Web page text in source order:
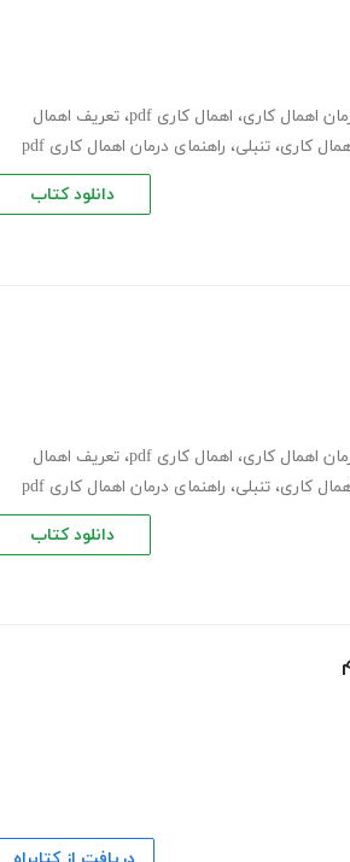
اهمال کاری، اهمال کاری pdf ، تعریف اهمال
کاری، تنبلی، راهنمای درمان اهمال کاری pdf
دانلود کتاب
اهمال کاری، اهمال کاری pdf ، تعریف اهمال
کاری، تنبلی، راهنمای درمان اهمال کاری pdf
دانلود کتاب